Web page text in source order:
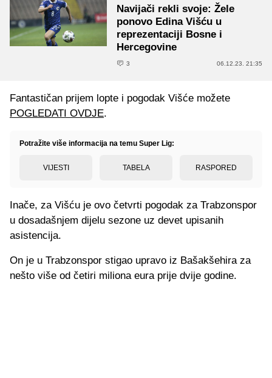
Navijači rekli svoje: Žele
ponovo Edina Višću u
reprezentaciji Bosne i
Hercegovine
3 06.12.23. 21:35
Fantastičan prijem lopte i pogodak Višće možete
POGLEDATI OVDJE.
Potražite više informacija na temu Super Lig:
VIJESTI TABELA RASPORED
Inače, za Višću je ovo četvrti pogodak za Trabzonspor
u dosadašnjem dijelu sezone uz devet upisanih
asistencija.
On je u Trabzonspor stigao upravo iz Bašakšehira za
nešto više od četiri miliona eura prije dvije godine.